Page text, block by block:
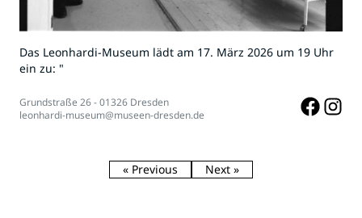
Das Leonhardi-Museum lädt am 17. März 2026 um 19 Uhr
ein zu: "
Grundstraße 26 - 01326 Dresden
leonhardi-museum@museen-dresden.de
« Previous Next »